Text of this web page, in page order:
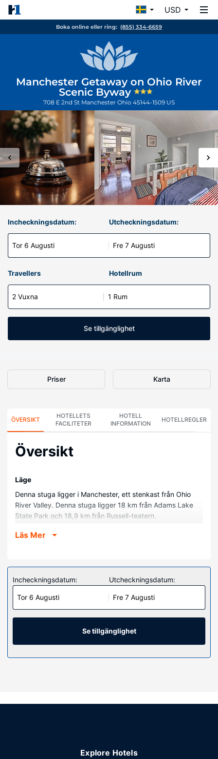
USD
Boka online eller ring: (855) 334-6659
Manchester Getaway on Ohio River
Scenic Byway
708 E 2nd St Manchester Ohio 45144-1509 US
Incheckningsdatum:
Tor 6 Augusti
Utcheckningsdatum:
Fre 7 Augusti
Travellers Hotellrum
2 Vuxna 1 Rum
Se tillgänglighet
Priser Karta
ÖVERSIKT
HOTELLETS
FACILITETER
HOTELL
INFORMATION
HOTELLREGLER
Översikt
Läge
Denna stuga ligger i Manchester, ett stenkast från Ohio
River Valley. Denna stuga ligger 18 km från Adams Lake
State Park och 18,9 km från Russell-teatern.
Hotellrum
mikrovågsugn. I bekvämligheterna ingår takfläkt och
gratis spjälsäng vid förfrågan.
Bekvämligheter på anläggningen
utomhusgrill.
Övriga bekvämligheter
Avgiftsfri parkering erbjuds på plats.
Läs Mer
Incheckningsdatum:
Tor 6 Augusti
Utcheckningsdatum:
Fre 7 Augusti
Se tillgänglighet
Explore Hotels